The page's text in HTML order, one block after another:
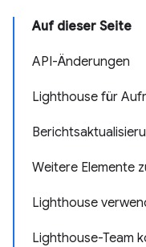
Auf dieser Seite
API-Änderungen
Lighthouse für
Weitere Elemente
Lighthouse
Lighthouse-Team